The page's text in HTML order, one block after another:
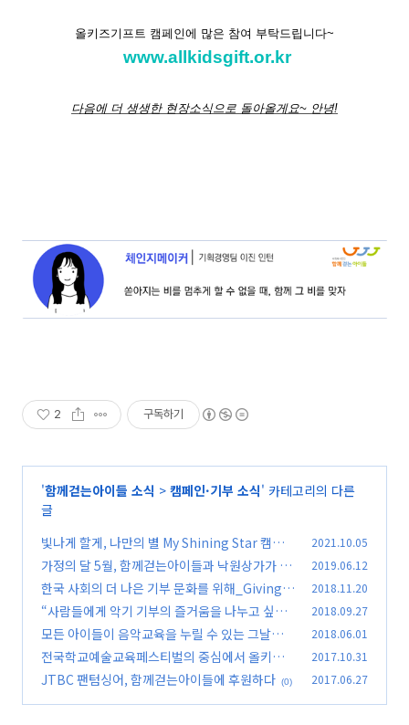
올키즈기프트 캠페인에 많은 참여 부탁드립니다~
www.allkidsgift.or.kr
다음에 더 생생한 현장소식으로 돌아올게요~ 안녕!
2 구독하기
'함께걷는아이들 소식 > 캠페인·기부 소식' 카테고리의 다른
글
빛나게 할게, 나만의 별 My Shining Star 캠페
인을 소개합니다!
(0)
2021.10.05
가정의 달 5월, 함께걷는아이들과 낙원상가가 함
께 한 기록(낙원 플리마켓) (0)
2019.06.12
한국 사회의 더 나은 기부 문화를 위해_Giving K
orea 2018
(0)
2018.11.20
“사람들에게 악기 기부의 즐거움을 나누고 싶어
요.”_올키즈기프트 홍보부스 현장 속으로 (0)
2018.09.27
모든 아이들이 음악교육을 누릴 수 있는 그날까지
~ 반려악기 릴레이 캠페인을 마무리하며 (2)
2018.06.01
전국학교예술교육페스티벌의 중심에서 올키즈
기프트를 외치다
(0)
2017.10.31
JTBC 팬텀싱어, 함께걷는아이들에 후원하다 (0) 2017.06.27